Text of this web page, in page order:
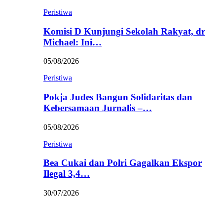
Peristiwa
Komisi D Kunjungi Sekolah Rakyat, dr
Michael: Ini…
05/08/2026
Peristiwa
Pokja Judes Bangun Solidaritas dan
Kebersamaan Jurnalis –…
05/08/2026
Peristiwa
Bea Cukai dan Polri Gagalkan Ekspor
Ilegal 3,4…
30/07/2026